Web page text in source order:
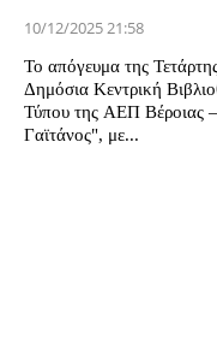
10/12/2025 21:58
Το απόγευμα της
Δημόσια Κεντρική
Τύπου της ΑΕΠ Βέροιας
Γαϊτάνος", με...